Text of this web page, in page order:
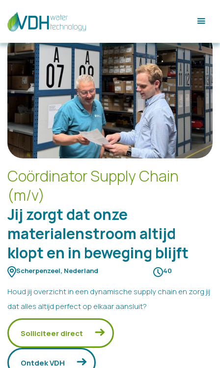
Coördinator Supply Chain
(m/v)
Jij zorgt dat onze
materialenstroom altijd
klopt en in beweging blijft
Scherpenzeel, Nederland 40
Houd jij overzicht in een dynamische supply chain en zorg jij
dat alles altijd perfect op elkaar aansluit?
Solliciteer direct
Ontdek VDH